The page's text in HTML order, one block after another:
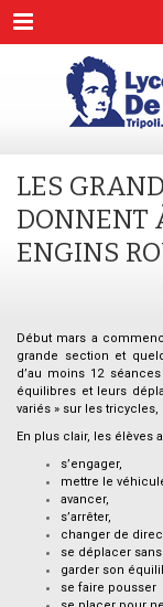
Menu
LES
DONNENT
ENGINS
Début mars a
grande section et
d’au moins 12
équilibres et leurs
variés » sur les
En plus clair, les élèves
s’engager,
mettre le
avancer,
s’arrêter,
changer de
se déplacer
garder son
se faire pousser